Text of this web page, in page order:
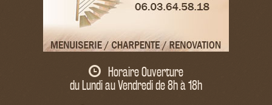
Horaire Ouverture
du Lundi au Vendredi de 8h à 18h